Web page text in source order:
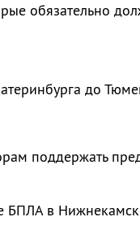
обязательно
до
поддержать
БПЛА в